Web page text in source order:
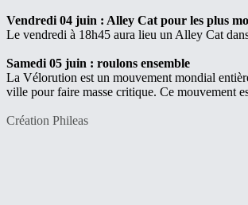
Vendredi 04 juin : Alley Cat pour les plus
Le vendredi à 18h45 aura lieu un Alley Cat
Samedi 05 juin : roulons ensemble
La Vélorution est un mouvement mondial
ville pour faire masse critique. Ce mouvement
Création Phileas